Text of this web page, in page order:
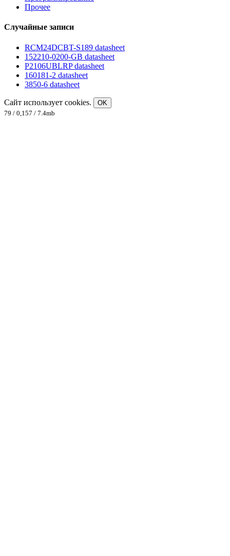
Прочее
Случайные записи
RCM24DCBT-S189 datasheet
152210-0200-GB datasheet
P2106UBLRP datasheet
160181-2 datasheet
3850-6 datasheet
Сайт использует cookies.
OK
79 / 0,157 / 7.4mb